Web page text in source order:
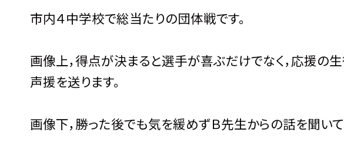
市内４中学校で総当たりの団体戦です。
画像上，得点が決まると選手が喜ぶだけでなく，応援の
声援を送ります。
画像下，勝った後でも気を緩めずＢ先生からの話を聞いて